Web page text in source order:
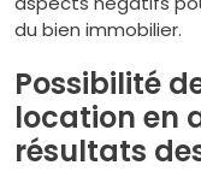
du bien immobilier.
Possibilité
location en
résultats